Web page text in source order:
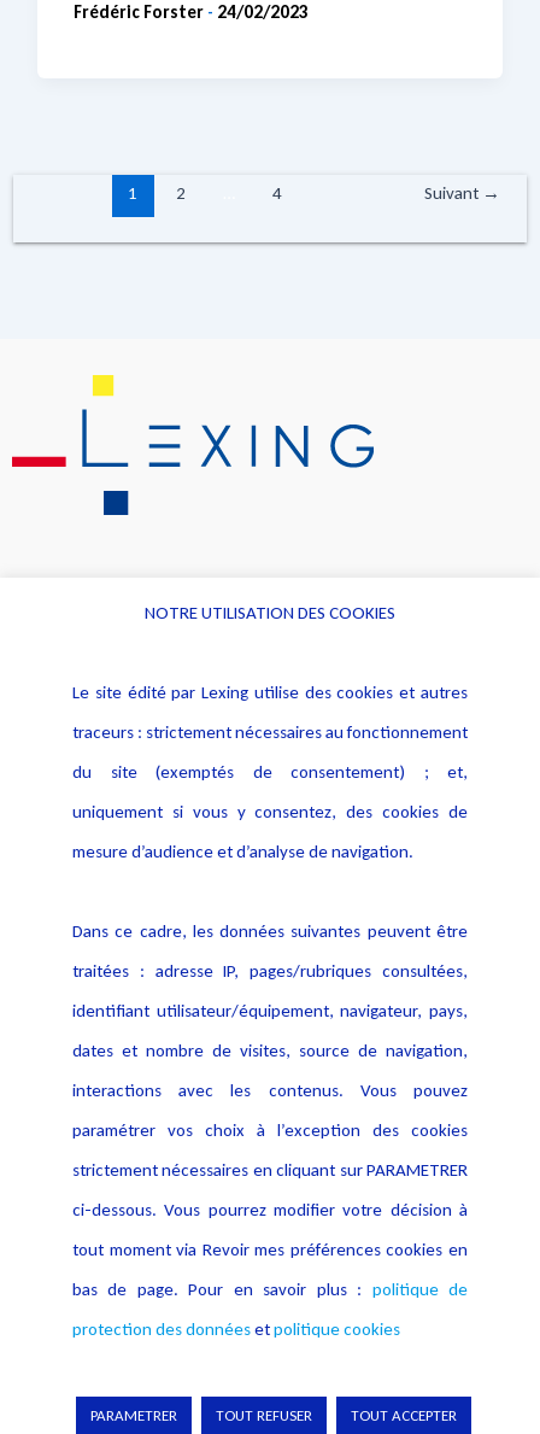
Frédéric Forster - 24/02/2023
1 2 4 Suivant →
Alerte professionnelle
Déclaration d'accessibilité
Notice Légale
Politique de protection des
données
Publications
Copyright © 2026 Lexing
NOTRE UTILISATION DES COOKIES
Le site édité par Lexing utilise des cookies et autres
traceurs : strictement nécessaires au fonctionnement
du site (exemptés de consentement) ; et,
uniquement si vous y consentez, des cookies de
mesure d’audience et d’analyse de navigation.
Dans ce cadre, les données suivantes peuvent être
traitées : adresse IP, pages/rubriques consultées,
identifiant utilisateur/équipement, navigateur, pays,
dates et nombre de visites, source de navigation,
interactions avec les contenus. Vous pouvez
paramétrer vos choix à l’exception des cookies
strictement nécessaires en cliquant sur PARAMETRER
ci-dessous. Vous pourrez modifier votre décision à
tout moment via Revoir mes préférences cookies en
bas de page. Pour en savoir plus : politique de
protection des donnéesetpolitique cookies
PARAMETRER TOUT REFUSER TOUT ACCEPTER